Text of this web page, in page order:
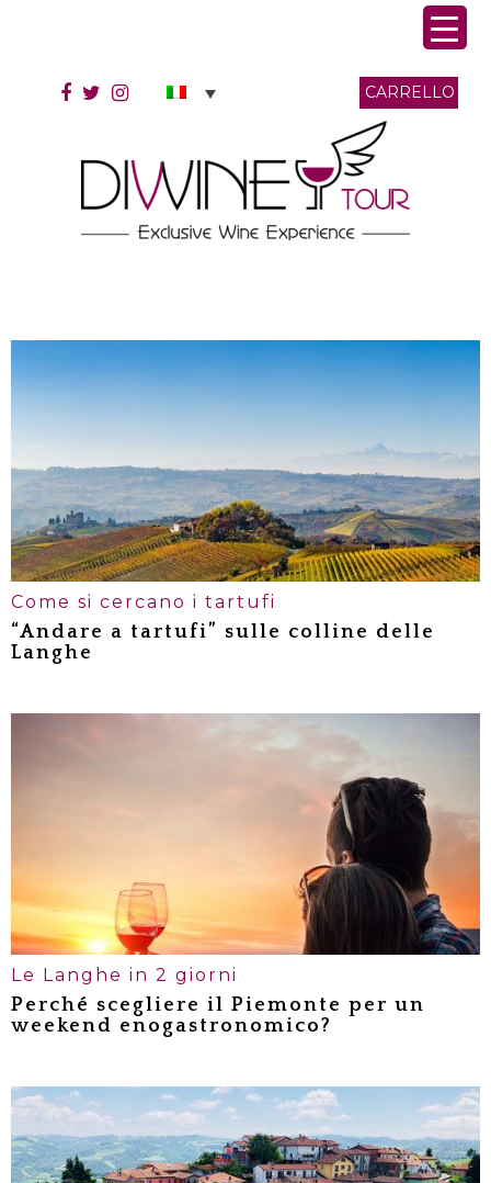
CARRELLO
Come si cercano i tartufi
“Andare a tartufi” sulle colline delle
Langhe
Attività di giorno oppure andare a
tartufi di notte? A te la scelta
Le Langhe in 2 giorni
Perché scegliere il Piemonte per un
weekend enogastronomico?
nelle Langhe
Cosa vedere nelle Langhe in due